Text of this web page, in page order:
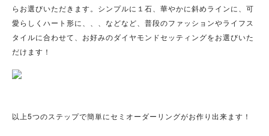
らお選びいただきます。シンプルに１石、華やかに斜めラインに、可
愛らしくハート形に、、、などなど、普段のファッションやライフス
タイルに合わせて、お好みのダイヤモンドセッティングをお選びいた
だけます！
以上5つのステップで簡単にセミオーダーリングがお作り出来ます！